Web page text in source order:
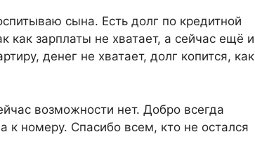
сына. Есть долг по кредитной
как зарплаты не хватает, а сейчас ещё и
денег не хватает, долг копится, как
возможности нет. Добро всегда
к номеру. Спасибо всем, кто не остался